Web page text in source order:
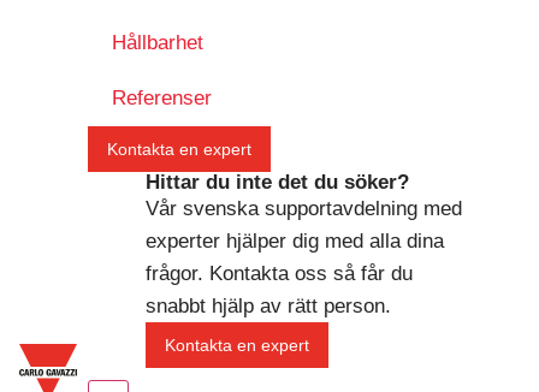
Hållbarhet
Referenser
Kontakta en expert
Hittar du inte det du söker?
Vår svenska supportavdelning med
experter hjälper dig med alla dina
frågor. Kontakta oss så får du
snabbt hjälp av rätt person.
Kontakta en expert